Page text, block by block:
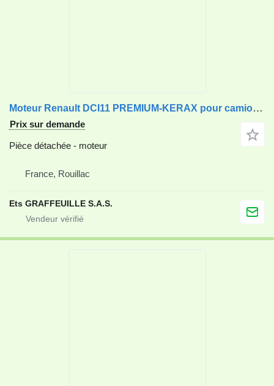
Moteur Renault DCI11 PREMIUM-KERAX pour camion Renault
Prix sur demande
Pièce détachée - moteur
France, Rouillac
Ets GRAFFEUILLE S.A.S.